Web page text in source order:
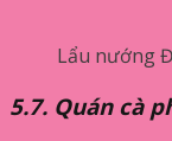
Lẩu nướng
5.7. Quán cà